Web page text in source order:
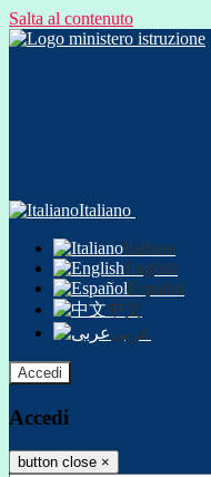
Salta al contenuto
Italiano
Italiano
English
Español
中文
عربى
Accedi
Accedi
button close ×